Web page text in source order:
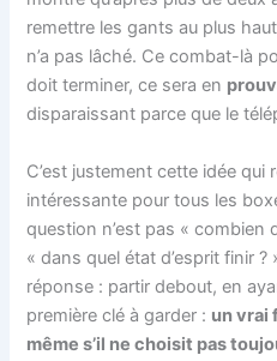
remettre les gants au plus
n’a pas lâché. Ce combat-là
doit terminer, ce sera en
disparaissant parce que le
C’est justement cette idée qui
intéressante pour tous les
question n’est pas « combien
« dans quel état d’esprit finir
réponse : partir debout, en
première clé à garder : un vrai
même s’il ne choisit pas